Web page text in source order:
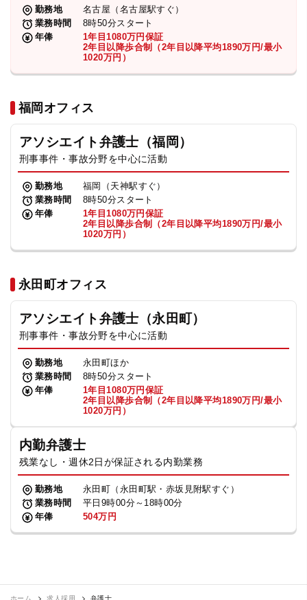
勤務地
名古屋（名古屋駅すぐ）
業務時間
8時50分スタート
年俸
1年目1080万円保証
2年目以降歩合制（2年目以降平均1890万円/最小
1020万円）
福岡オフィス
アソシエイト弁護士（福岡）
刑事事件・事故分野を中心に活動
勤務地
福岡（天神駅すぐ）
業務時間
8時50分スタート
年俸
1年目1080万円保証
2年目以降歩合制（2年目以降平均1890万円/最小
1020万円）
永田町オフィス
アソシエイト弁護士（永田町）
刑事事件・事故分野を中心に活動
勤務地
永田町ほか
業務時間
8時50分スタート
年俸
1年目1080万円保証
2年目以降歩合制（2年目以降平均1890万円/最小
1020万円）
内勤弁護士
残業なし・週休2日が保証される内勤業務
勤務地
永田町（永田町駅・赤坂見附駅すぐ）
業務時間
平日9時00分～18時00分
年俸
504万円
ホーム 求人採用 弁護士